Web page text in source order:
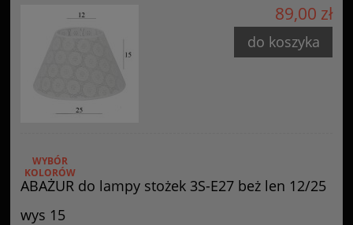
89,00 zł
do koszyka
ABAŻUR do lampy stożek 3S-E27 beż len 12/25
wys 15
WYBÓR
KOLORÓW